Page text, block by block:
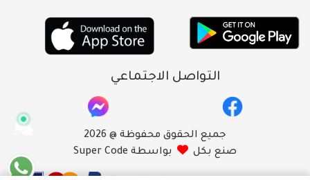
التواصل الاجتماعي
جميع الحقوق محفوظة @ 2026
صنع بكل
بواسطة Super Code